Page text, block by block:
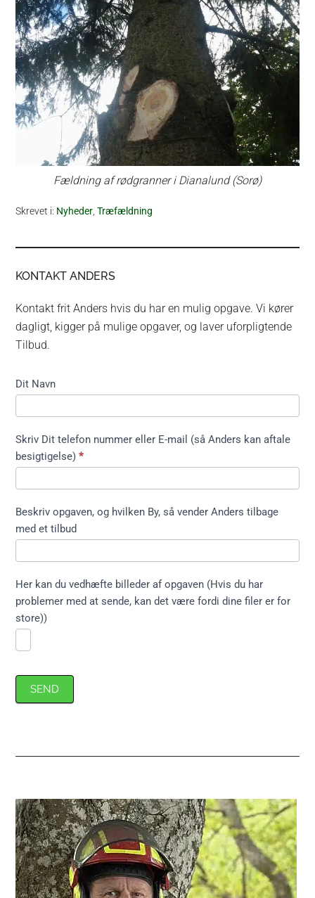
Fældning af rødgranner i Dianalund (Sorø)
Skrevet i: Nyheder,Træfældning
KONTAKT ANDERS
Kontakt frit Anders hvis du har en mulig opgave. Vi kører
dagligt, kigger på mulige opgaver, og laver uforpligtende
Tilbud.
Kontakt
kort ikke
træfældning
Dit Navn
Skriv Dit telefon nummer eller E-mail (så Anders kan aftale
besigtigelse)*
Beskriv opgaven, og hvilken By, så vender Anders tilbage
med et tilbud
Her kan du vedhæfte billeder af opgaven (Hvis du har
problemer med at sende, kan det være fordi dine filer er for
store))
SEND
Primær
Sidebar